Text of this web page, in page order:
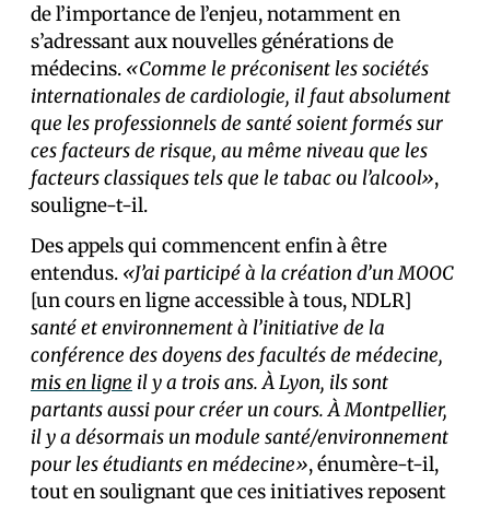
de l’importance de l’enjeu, notamment en
s’adressant aux nouvelles générations de
médecins. «Comme le préconisent les sociétés
internationales de cardiologie, il faut absolument
que les professionnels de santé soient formés sur
ces facteurs de risque, au même niveau que les
facteurs classiques tels que le tabac ou l’alcool»,
souligne-t-il.
Des appels qui commencent enfin à être
entendus. «J’ai participé à la création d’un MOOC
[un cours en ligne accessible à tous, NDLR]
santé et environnement à l’initiative de la
conférence des doyens des facultés de médecine,
mis en ligne il y a trois ans. À Lyon, ils sont
partants aussi pour créer un cours. À Montpellier,
il y a désormais un module santé/environnement
pour les étudiants en médecine», énumère-t-il,
tout en soulignant que ces initiatives reposent